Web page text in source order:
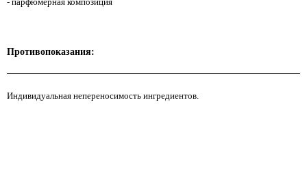
Противопоказания:
Индивидуальная непереносимость ингредиентов.